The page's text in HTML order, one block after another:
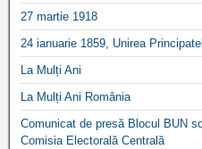
27 martie 1918
24 ianuarie 1859, Unirea
La Mulți Ani
La Mulți Ani România
Comunicat de presă Blocul BUN
Comisia Electorală Centrală